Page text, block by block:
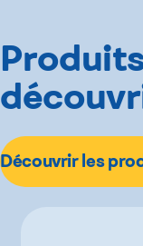
Découvrir les